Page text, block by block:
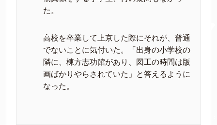
た。
高校を卒業して上京した際にそれが、普通
でないことに気付いた。「出身の小学校の
隣に、棟方志功館があり、図工の時間は版
画ばかりやらされていた」と答えるように
なった。